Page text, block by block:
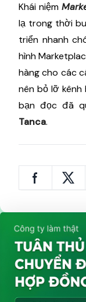
Khái niệm
lạ trong thời
triển nhanh
hình
hàng cho các
nên bỏ lỡ kênh
bạn đọc đã
Tanca.